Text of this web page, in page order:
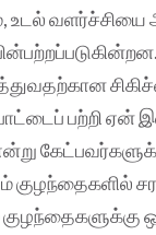
உடல் வளர்ச்சியை
பற்றி ஏன்
குழந்தைகளில்